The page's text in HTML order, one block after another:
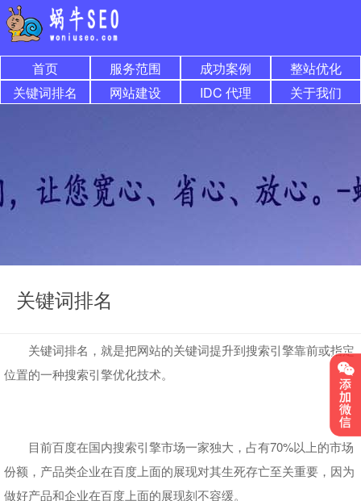
首页 服务范围 成功案例
整站优化
关键词排名
网站建设 IDC 代理 关于我们
关键词排名
关键词排名，就是把网站的关键词提升到搜索引擎靠前或指定
位置的一种搜索引擎优化技术。
目前百度在国内搜索引擎市场一家独大，占有70%以上的市场
份额，产品类企业在百度上面的展现对其生死存亡至关重要，因为
做好产品和企业在百度上面的展现刻不容缓。